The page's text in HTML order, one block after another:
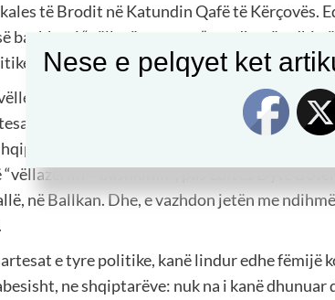
të Brodit në Katundin Qafë të Kërçovës.
bashku si “vëllezër e motra” me dhenë e dhi
si vëllai me vëlla. Motra, me motër.
me serbët dhe turqit: me krushq
politike, herët kanë shti rrënjë në
nga serbët dhe turqit. Hovin më të
– bashkimit”, pas Luftës Dytë
në Ballkan. Dhe, e vazhdon jetën me
e tyre politike, kanë lindur edhe fëmijë
ne shqiptarëve: nuk na i kanë
Nese e pelqyet ket